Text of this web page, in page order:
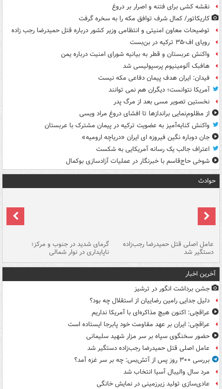
نقشه کشی برای فتنه و اصرار بر دروغ
کاریکاتور/ کمال شرف توافق مکه را به سخره گرفت
توضیحات معاون امنیتی و انتظامی وزیر کشور درباره قتل حمیدرضا رجب زاده
رویای اف-۳۵ ترکیه در بن‌بست
واکنش عربستان و قطر به بیانیه شورای امنیت درباره یمن
هافبک آلومینیوم پرسپولیسی شد
فیدان: ایران هدف پیمان دفاعی مکه نیست
آمریکا نتوانست؛ دیگران هم نمی توانند
نخستین تصویر مسی بعد از مرگ پدر
از مظلوم‌نمایی براندازها تا افشای دروغ مراد ویسی
واکنش کنایه‌آمیز به عضویت ترکیه در پیمان مشترک با عربستان
جان دوباره نگین فیروزه ای ایران «دریاچه ارومیه»
اعتراف جالب یک رسانه آمریکایی به شکست
شوخی حاج‌قاسم با خبرنگار در عملیات آزادسازی بوکمال
حوادث
عامل اصلی قتل حمیدرضا رجب‌زاده
دستگیر شد
گرمای شدید در جنوب و مرکز؛
ناپایداری در نوار شمالی
آخرین اخبار
جشن برداشت انگور در ترشیز
دلیل جدایی رامین رضاییان از استقلال چه بود؟
عراقچی: اکنون هیچ مذاکره‌ای با آمریکا نداریم
عراقچی: ایران بر عهد مقاومت خود پابرجا ایستاده است
حضور سخنگوی سپاه بر سر مزار شهید سلیمانی
عامل اصلی قتل حمیدرضا رجب‌زاده دستگیر شد
بررسی ۳۰۰ روز پس از آتش‌بس: چه بر سر غزه آمد؟
مرد سال والیبال آسیا انتخاب شد
عادی‌سازی تولید زیرزمینی در نمایش خانگی